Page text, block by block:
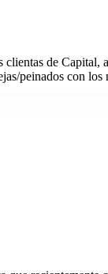
de
peinados con